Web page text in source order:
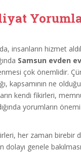
insanların hizmet
Samsun evden
çok önemlidir.
kapsamının ne
kendi fikirleri,
yorumların
her zaman birebir
dolayı genele